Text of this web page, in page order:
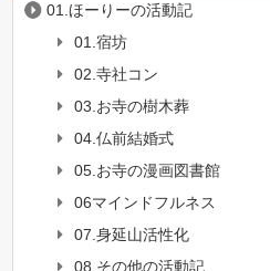
01.ほーりーの活動記
01.宿坊
02.寺社コン
03.お寺の樹木葬
04.仏前結婚式
05.お寺の漫画図書館
06マインドフルネス
07.身延山活性化
08.その他の活動記